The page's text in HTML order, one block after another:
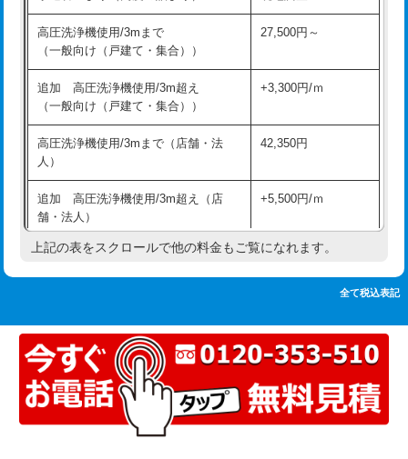
追加人工 16,500円
廃棄・処分 現場見積
※給水管工事は20mmまでの価格です。
持込商品取付（混合水栓）
持込商品取付（浄水器・分岐水栓） 16,500円
業）
排水管工事（追加 排水管工事/3ｍ超
え）
マス交換（土の掘削・埋め戻し作業） 11,000円~
マス交換（深さ50㎝以上） 66,000円
コンクリート斫り（厚さ10㎝まで） 27,500円
コンクリート斫り（厚さ10㎝超え） 38,500円
高圧洗浄機使用/3mまで
（一般向け（戸建て・集合））
27,500円～
追加 高圧洗浄機使用/3m超え
（一般向け（戸建て・集合））
+3,300円/ｍ
高圧洗浄機使用/3mまで（店舗・法
人）
42,350円
追加 高圧洗浄機使用/3m超え（店
舗・法人）
+5,500円/ｍ
高度高圧洗浄換 現地調査
トーラー機使用/3mまで 33,000円
追加トーラー機使用/3m超え +3,300円
カメラ調査 33,000円
上記の表をスクロールで他の料金もご覧になれます。
全て税込表記